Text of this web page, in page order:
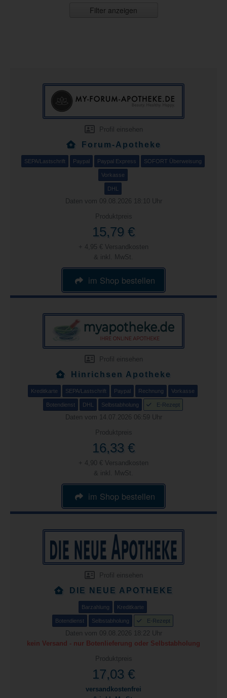
Filter anzeigen
Profil einsehen
Forum-Apotheke
SEPA/Lastschrift Paypal Paypal Express SOFORT Überweisung
Vorkasse
DHL
Daten vom 09.08.2026 18:10 Uhr
Produktpreis
15,79 €
+ 4,95 € Versandkosten
& inkl. MwSt.
im Shop bestellen
Profil einsehen
Hinrichsen Apotheke
Kreditkarte SEPA/Lastschrift Paypal Rechnung Vorkasse
Botendienst DHL Selbstabholung E-Rezept
Daten vom 14.07.2026 06:59 Uhr
Produktpreis
16,33 €
+ 4,90 € Versandkosten
& inkl. MwSt.
im Shop bestellen
Profil einsehen
DIE NEUE APOTHEKE
Barzahlung Kreditkarte
Botendienst Selbstabholung E-Rezept
Daten vom 09.08.2026 18:22 Uhr
kein Versand - nur Botenlieferung oder Selbstabholung
Produktpreis
17,03 €
versandkostenfrei